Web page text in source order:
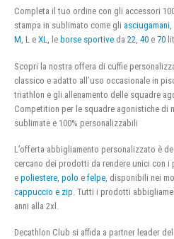
Completa il tuo ordine con gli accessori
stampa in sublimato come gli asciugamani
M, L e XL, le borse sportive da 22, 40 e 70
Scopri la nostra offera di cuffie
classico e adatto all’uso occasionale in
triathlon e gli allenamento delle squadre
Competition per le squadre agonistiche di
sublimate e 100% personalizzabili
L’offerta abbigliamento personalizzato è
cercano dei prodotti da rendere unici con
e poliestere polo e felpe , disponibili nei
cappuccio e zip . Tutti i prodotti
anni alla 2xl.
Decathlon Club si affida a partner leader